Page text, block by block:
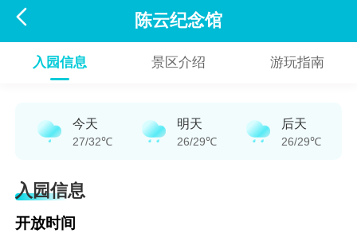
 陈云纪念馆
入园信息 景区介绍 游玩指南
今天
27/32℃
明天
26/29℃
后天
26/29℃
入园信息
开放时间